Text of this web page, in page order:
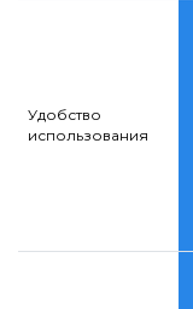
Удобство
использования